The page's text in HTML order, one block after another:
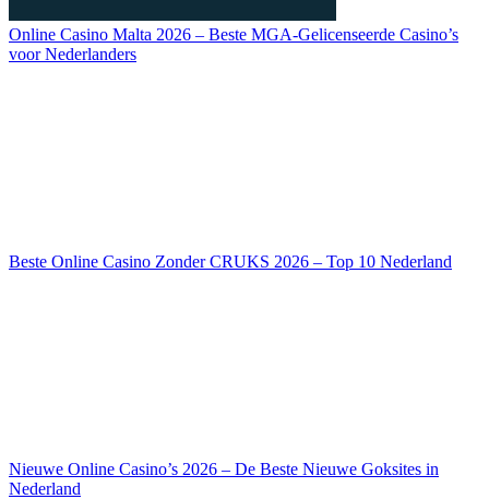
Online Casino Malta 2026 – Beste MGA-Gelicenseerde Casino’s
voor Nederlanders
Beste Online Casino Zonder CRUKS 2026 – Top 10 Nederland
Nieuwe Online Casino’s 2026 – De Beste Nieuwe Goksites in
Nederland